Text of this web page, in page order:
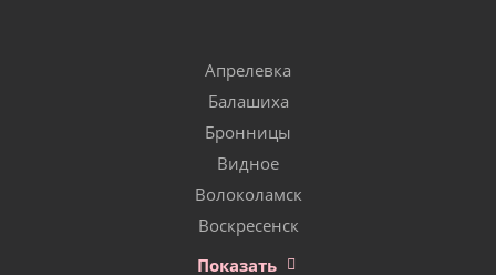
Апрелевка
Балашиха
Бронницы
Видное
Волоколамск
Воскресенск
Показать